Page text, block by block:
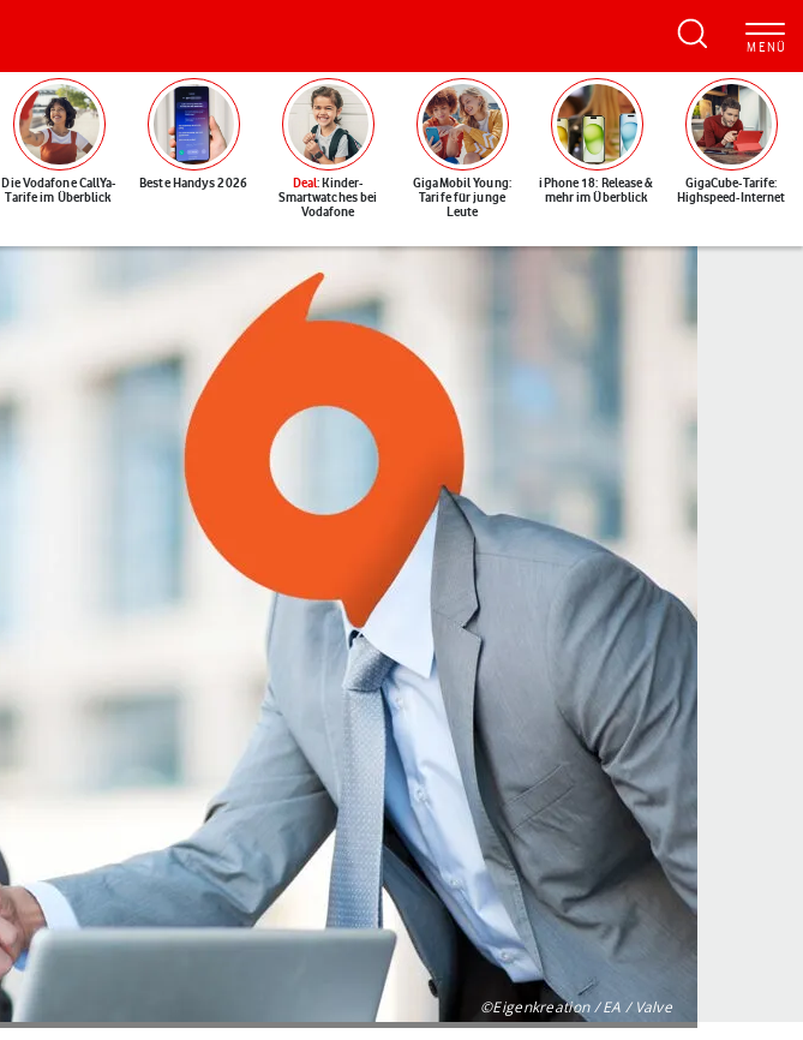
Die Vodafone CallYa-
Tarife im Überblick
Beste Handys 2026 Deal: Kinder-
Smartwatches bei
Vodafone
GigaMobil Young:
Tarife für junge
Leute
iPhone 18: Release &
mehr im Überblick
GigaCube-Tarife:
Highspeed-Internet
©Eigenkreation / EA / Valve